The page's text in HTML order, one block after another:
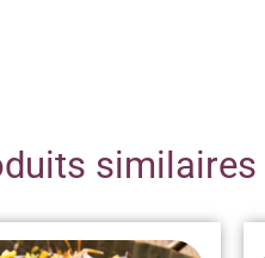
similaires